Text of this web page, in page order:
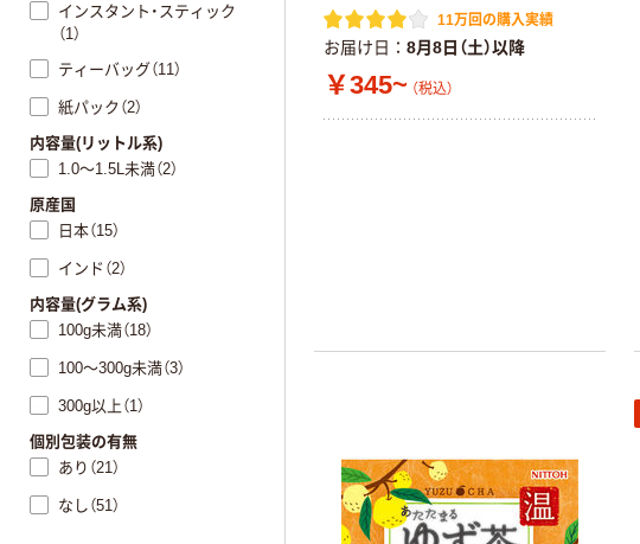
11万回の購入実績
お届け日 8月8日（土）以降
￥345~ （税込）
インスタント・スティック
（1）
ティーバッグ（11）
紙パック（2）
内容量(リットル系)
1.0～1.5L未満（2）
原産国
日本（15）
インド（2）
内容量(グラム系)
100g未満（18）
100～300g未満（3）
300g以上（1）
個別包装の有無
あり（21）
なし（51）